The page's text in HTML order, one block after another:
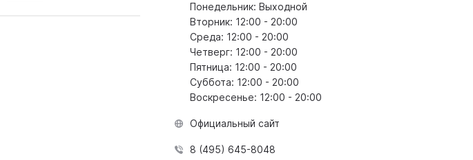
Понедельник: Выходной
Вторник: 12:00 - 20:00
Среда: 12:00 - 20:00
Четверг: 12:00 - 20:00
Пятница: 12:00 - 20:00
Суббота: 12:00 - 20:00
Воскресенье: 12:00 - 20:00
Официальный сайт
8 (495) 645-8048